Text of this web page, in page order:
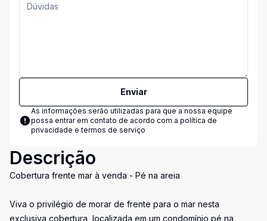
Enviar
As informações serão utilizadas para que a nossa equipe
possa entrar em contato de acordo com a política de
privacidade e termos de serviço
Descrição
Cobertura frente mar à venda - Pé na areia
Viva o privilégio de morar de frente para o mar nesta
exclusiva cobertura, localizada em um condomínio pé na